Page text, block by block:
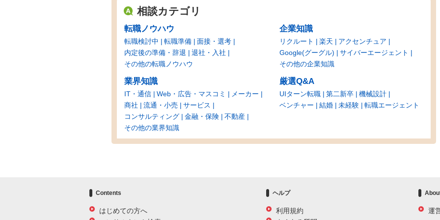
相談カテゴリ
転職ノウハウ
転職検討中 転職準備
面接・選考
内定後の準備・辞退
退社・入社
その他の転職ノウハウ
企業知識
リクルート 楽天
アクセンチュア
Google(グーグル)
サイバーエージェント
その他の企業知識
業界知識
IT・通信 Web・広告・マスコミ
メーカー
商社
流通・小売
サービス
コンサルティング
金融・保険
不動産
その他の業界知識
厳選Q&A
UIターン転職 第二新卒
機械設計
ベンチャー
結婚 未経験 転職エージェント
Contents
はじめての方へ
ヘルプ
利用規約
運